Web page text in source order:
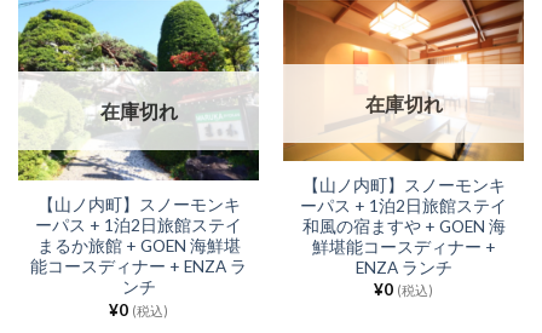
在庫切れ
【山ノ内町】スノーモンキ
ーパス + 1泊2日旅館ステイ
まるか旅館 + GOEN 海鮮堪
能コースディナー + ENZA ラ
ンチ
¥0 (税込)
在庫切れ
【山ノ内町】スノーモンキ
ーパス + 1泊2日旅館ステイ
和風の宿ますや + GOEN 海
鮮堪能コースディナー +
ENZA ランチ
¥0 (税込)